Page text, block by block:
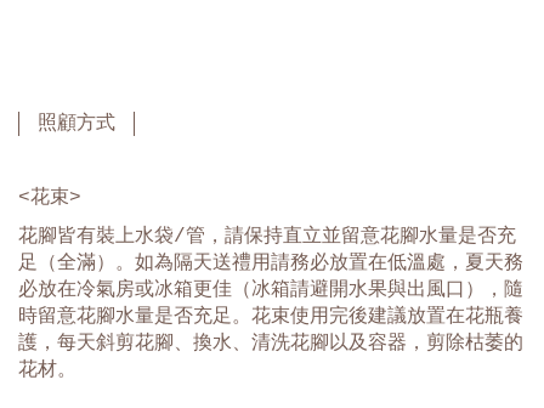
照顧方式
<花束>
花腳皆有裝上水袋/管，請保持直立並留意花腳水量是否充
足（全滿）。如為隔天送禮用請務必放置在低溫處，夏天務
必放在冷氣房或冰箱更佳（冰箱請避開水果與出風口），隨
時留意花腳水量是否充足。花束使用完後建議放置在花瓶養
護，每天斜剪花腳、換水、清洗花腳以及容器，剪除枯萎的
花材。